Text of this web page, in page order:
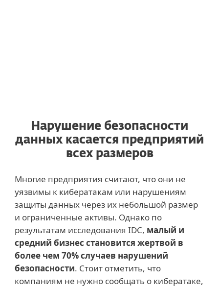
Нарушение безопасности
данных касается предприятий
всех размеров
Многие предприятия считают, что они не
уязвимы к кибератакам или нарушениям
защиты данных через их небольшой размер
и ограниченные активы. Однако по
результатам исследования IDC, малый и
средний бизнес становится жертвой в
более чем 70% случаев нарушений
безопасности. Стоит отметить, что
компаниям не нужно сообщать о кибератаке,